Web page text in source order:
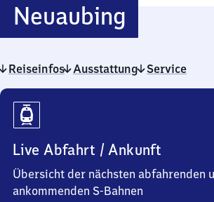
Neuaubing
Reiseinfos Ausstattung Service
Reiseinfos
Live Abfahrt / Ankunft
Übersicht der nächsten abfahrenden
ankommenden S-Bahnen